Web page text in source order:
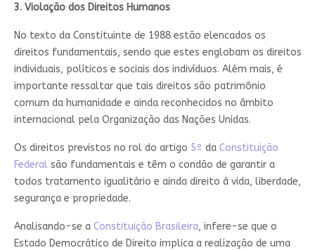
3. Violação dos Direitos Humanos
No texto da Constituinte de 1988 estão elencados os
direitos fundamentais, sendo que estes englobam os direitos
individuais, políticos e sociais dos indivíduos. Além mais, é
importante ressaltar que tais direitos são patrimônio
comum da humanidade e ainda reconhecidos no âmbito
internacional pela Organização das Nações Unidas.
Os direitos previstos no rol do artigo 5º da Constituição
Federalsão fundamentais e têm o condão de garantir a
todos tratamento igualitário e ainda direito à vida, liberdade,
segurança e propriedade.
Analisando-se a Constituição Brasileira, infere-se que o
Estado Democrático de Direito implica a realização de uma